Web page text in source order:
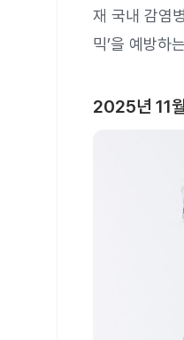
재 국내 감염
믹’을 예방하
2025년 11